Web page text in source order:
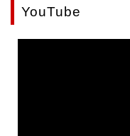
YouTube